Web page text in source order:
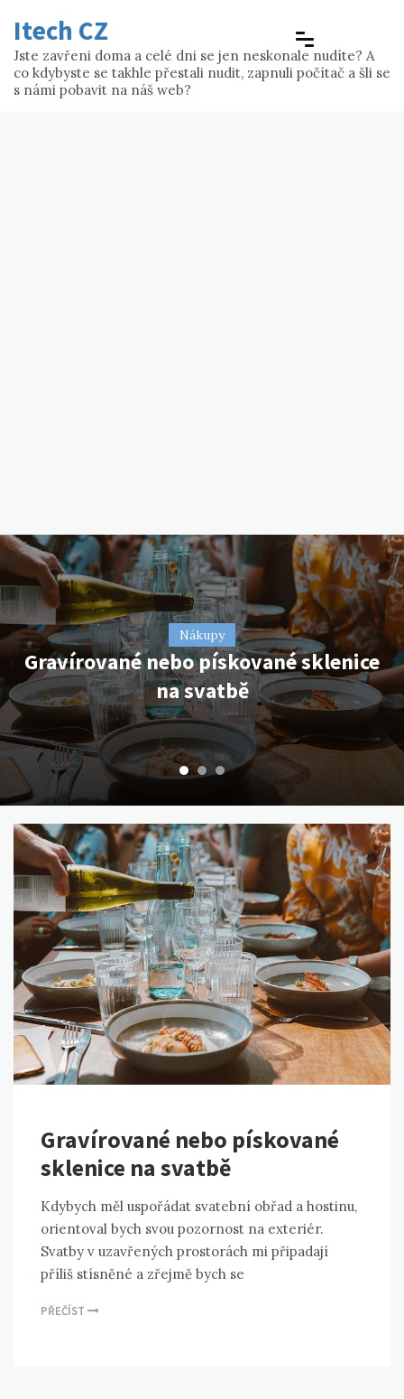
content
Itech CZ
Jste zavřeni doma a celé dni se jen neskonale nudíte? A
co kdybyste se takhle přestali nudit, zapnuli počítač a šli se
s námi pobavit na náš web?
Nákupy
Gravírované nebo pískované sklenice
na svatbě
Nákupy
Můžeme být náročnější
Nákupy
Tajemství adaptogenních bylin
Gravírované nebo pískované
sklenice na svatbě
Kdybych měl uspořádat svatební obřad a hostinu,
orientoval bych svou pozornost na exteriér.
Svatby v uzavřených prostorách mi připadají
příliš stísněné a zřejmě bych se
PŘEČÍST